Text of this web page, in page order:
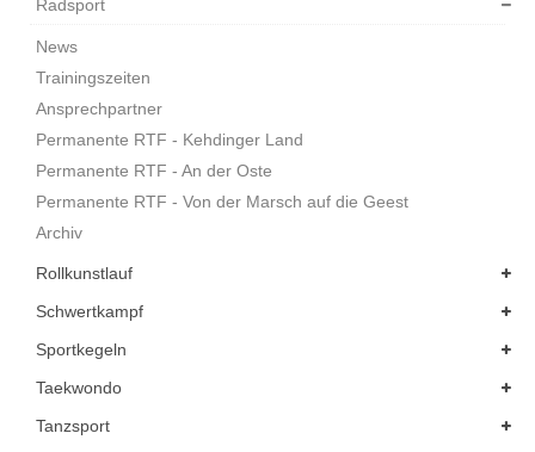
Radsport
News
Trainingszeiten
Ansprechpartner
Permanente RTF - Kehdinger Land
Permanente RTF - An der Oste
Permanente RTF - Von der Marsch auf die Geest
Archiv
Rollkunstlauf
Schwertkampf
Sportkegeln
Taekwondo
Tanzsport